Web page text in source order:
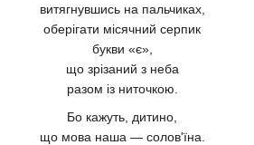
витягнувшись на пальчиках,
оберігати місячний серпик
букви «є»,
що зрізаний з неба
разом із ниточкою.
Бо кажуть, дитино,
що мова наша — солов'їна.